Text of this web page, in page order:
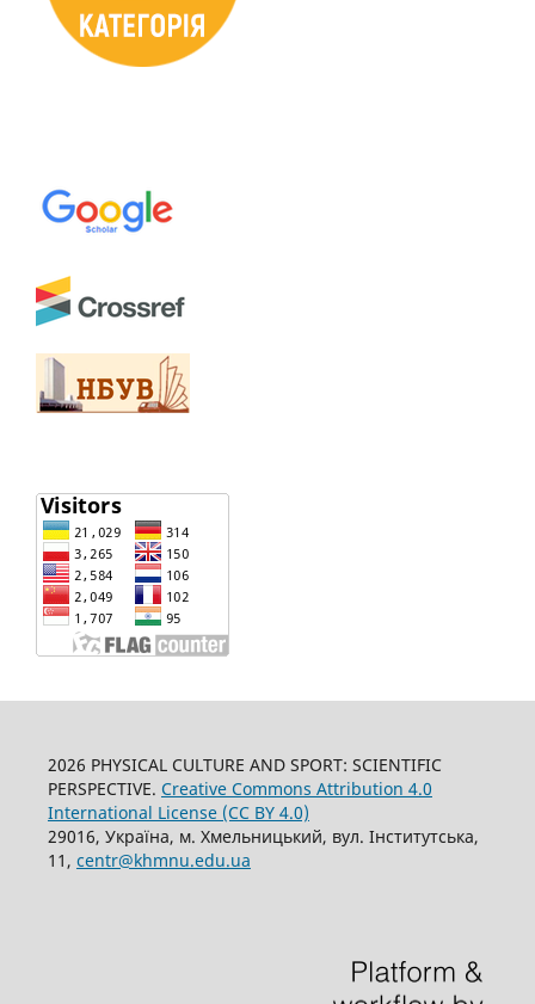
2026 PHYSICAL CULTURE AND SPORT: SCIENTIFIC
PERSPECTIVE. Creative Commons Attribution 4.0
International License (CC BY 4.0)
29016, Україна, м. Хмельницький, вул. Інститутська,
11, centr@khmnu.edu.ua